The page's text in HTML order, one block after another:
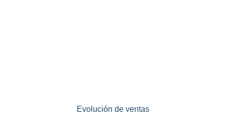
Evolución de ventas